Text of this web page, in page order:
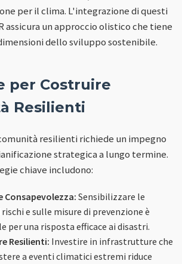
per il clima. L'integrazione di questi
assicura un approccio olistico che tiene
dello sviluppo sostenibile.
per Costruire
Resilienti
resilienti richiede un impegno
strategica a lungo termine.
chiave includono:
Consapevolezza:Sensibilizzare le
e sulle misure di prevenzione è
per una risposta efficace ai disastri.
Resilienti: Investire in infrastrutture che
a eventi climatici estremi riduce